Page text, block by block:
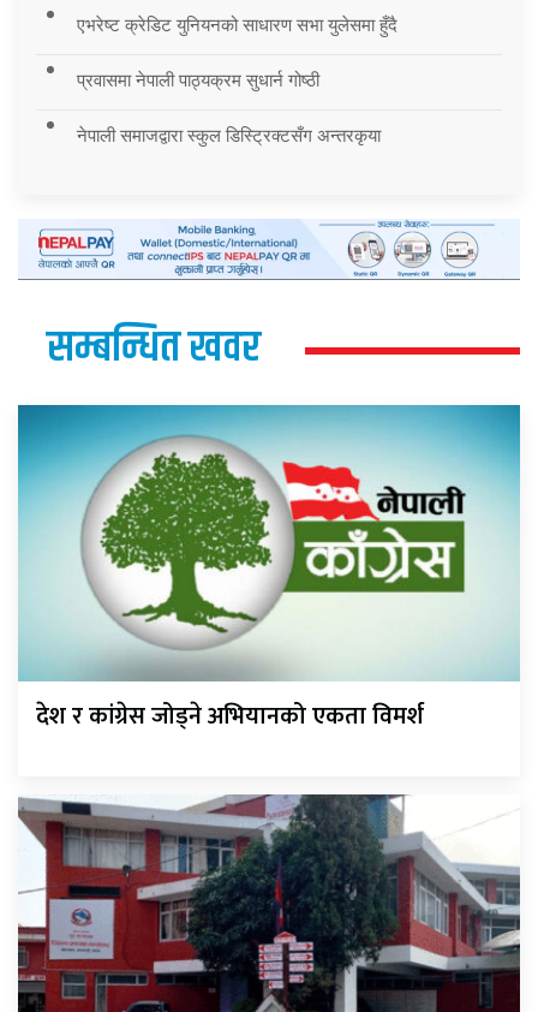
एभरेष्ट क्रेडिट युनियनको साधारण सभा युलेसमा हुँदै
प्रवासमा नेपाली पाठ्यक्रम सुधार्न गोष्ठी
नेपाली समाजद्वारा स्कुल डिस्ट्रिक्टसँग अन्तरकृया
सम्बन्धित खवर
देश र कांग्रेस जोड्ने अभियानको एकता विमर्श